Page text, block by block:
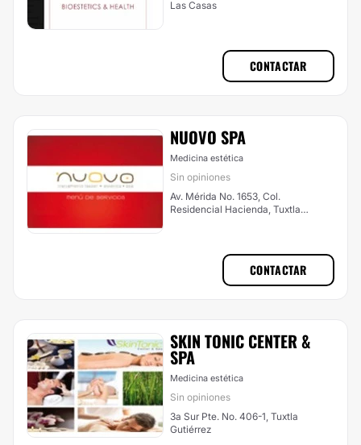
Las Casas
CONTACTAR
NUOVO SPA
Medicina estética
Sin opiniones
Av. Mérida No. 1653, Col.
Residencial Hacienda, Tuxtla
CONTACTAR
SKIN TONIC CENTER &
SPA
Medicina estética
Sin opiniones
3a Sur Pte. No. 406-1, Tuxtla
Gutiérrez